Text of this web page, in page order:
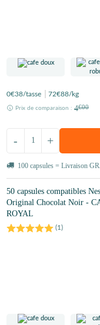
0€38/tasse 72€88/kg
Prix de comparaison : 4€00
+
-
100 capsules = Livraison
50 capsules compatibles
Original Chocolat Noir -
ROYAL
(1)